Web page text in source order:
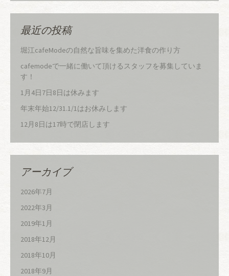
最近の投稿
堀江cafeModeの自然な旨味を集めた洋食の作り方
cafemodeで一緒に働いて頂けるスタッフを募集していま
す！
1月4日7日8日は休みます
年末年始12/31.1/1はお休みします
12月8日は17時で閉店します
アーカイブ
2026年7月
2022年3月
2019年1月
2018年12月
2018年10月
2018年9月